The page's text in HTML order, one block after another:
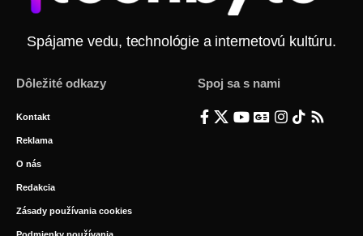
Spájame vedu, technológie a internetovú kultúru.
Dôležité odkazy
Kontakt
Reklama
O nás
Redakcia
Zásady používania cookies
Spoj sa s nami